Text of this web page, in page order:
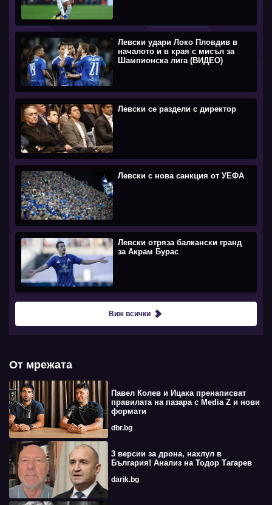
Левски удари Локо Пловдив в
началото и в края с мисъл за
Шампионска лига (ВИДЕО)
Левски се раздели с директор
Левски с нова санкция от УЕФА
Левски отряза балкански гранд
за Акрам Бурас
Виж всички
От мрежата
Павел Колев и Ицака пренаписват
правилата на пазара с Media Z и нови
формати
dbr.bg
3 версии за дрона, нахлул в
България! Анализ на Тодор Тагарев
darik.bg